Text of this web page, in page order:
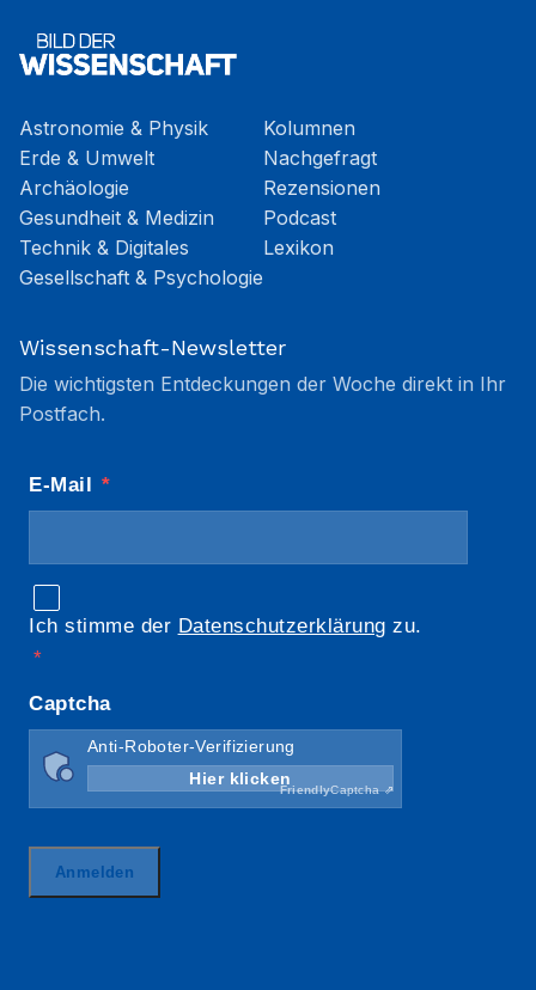
Astronomie & Physik
Erde & Umwelt
Archäologie
Gesundheit & Medizin
Technik & Digitales
Gesellschaft & Psychologie
Kolumnen
Nachgefragt
Rezensionen
Podcast
Lexikon
Wissenschaft-Newsletter
Die wichtigsten Entdeckungen der Woche direkt in Ihr
Postfach.